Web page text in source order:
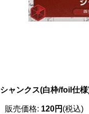
シャンクス(白枠/foil仕
販売価格: 120円 (税込)